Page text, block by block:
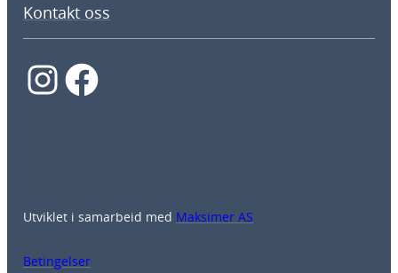
Kontakt oss
InstagramFacebook
Utviklet i samarbeid med Maksimer AS
Betingelser